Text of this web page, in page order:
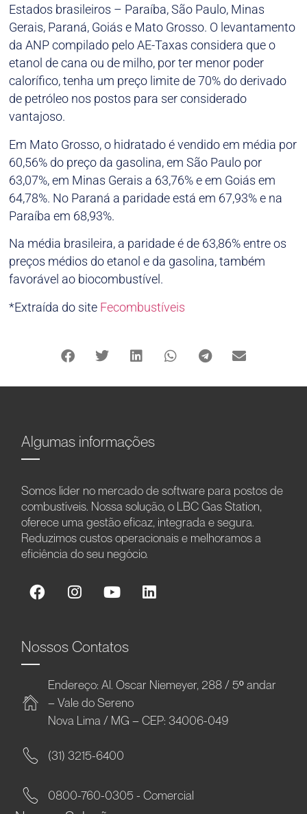
Estados brasileiros – Paraíba, São Paulo, Minas
Gerais, Paraná, Goiás e Mato Grosso. O levantamento
da ANP compilado pelo AE-Taxas considera que o
etanol de cana ou de milho, por ter menor poder
calorífico, tenha um preço limite de 70% do derivado
de petróleo nos postos para ser considerado
vantajoso.
Em Mato Grosso, o hidratado é vendido em média por
60,56% do preço da gasolina, em São Paulo por
63,07%, em Minas Gerais a 63,76% e em Goiás em
64,78%. No Paraná a paridade está em 67,93% e na
Paraíba em 68,93%.
Na média brasileira, a paridade é de 63,86% entre os
preços médios do etanol e da gasolina, também
favorável ao biocombustível.
*Extraída do site Fecombustíveis
Algumas informações
Somos líder no mercado de software para postos de
combustíveis. Nossa solução, o LBC Gas Station,
oferece uma gestão eficaz, integrada e segura.
Reduzimos custos operacionais e melhoramos a
eficiência do seu negócio.
Nossos Contatos
Endereço: Al. Oscar Niemeyer, 288 / 5º andar
– Vale do Sereno
Nova Lima / MG – CEP: 34006-049
(31) 3215-6400
0800-760-0305 - Comercial